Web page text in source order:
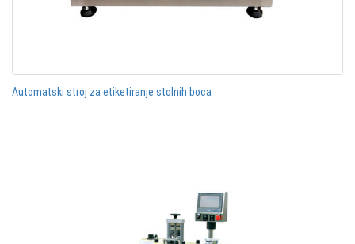
Automatski stroj za etiketiranje stolnih boca